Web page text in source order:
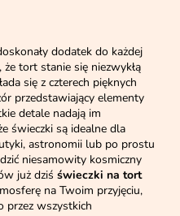
dodatek do każdej
tort stanie się niezwykłą
się z czterech pięknych
przedstawiający elementy
detale nadają im
świeczki są idealne dla
astronomii lub po prostu
niesamowity kosmiczny
już dziś świeczki na tort
na Twoim przyjęciu,
przez wszystkich